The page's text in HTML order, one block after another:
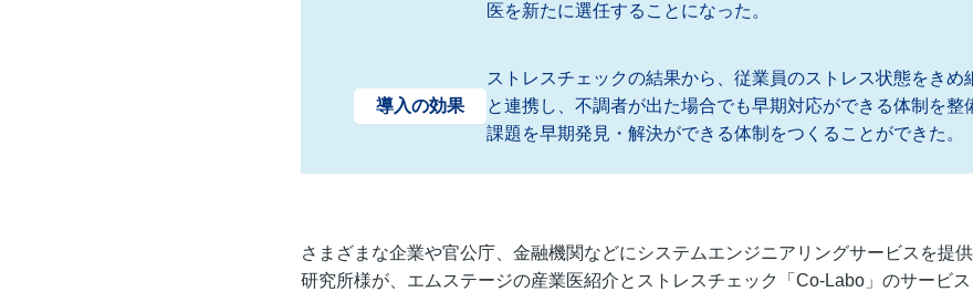
医を新たに選任することになった。
導入の効果
ストレスチェックの結果から、従業員のストレス状態をきめ
と連携し、不調者が出た場合でも早期対応ができる体制を整
課題を早期発見・解決ができる体制をつくることができた。
さまざまな企業や官公庁、金融機関などにシステムエンジニアリングサービスを提
研究所様が、エムステージの産業医紹介とストレスチェック「Co-Labo」のサービ